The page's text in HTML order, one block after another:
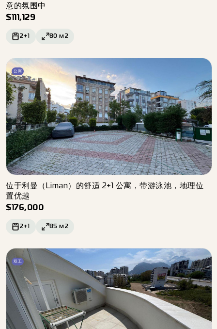
意的氛围中
$ 111,129
2+1 80 м2
公寓
位于利曼（Liman）的舒适 2+1 公寓，带游泳池，地理位
置优越
$ 176,000
2+1 85 м2
双工